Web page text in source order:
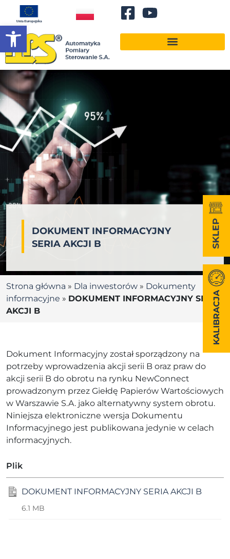
Otwórz pasek narzędzi
DOKUMENT INFORMACYJNY
SERIA AKCJI B
Strona główna » Dla inwestorów » Dokumenty
informacyjne » DOKUMENT INFORMACYJNY SERIA
AKCJI B
Dokument Informacyjny został sporządzony na
potrzeby wprowadzenia akcji serii B oraz praw do
akcji serii B do obrotu na rynku NewConnect
prowadzonym przez Giełdę Papierów Wartościowych
w Warszawie S.A. jako alternatywny system obrotu.
Niniejsza elektroniczne wersja Dokumentu
Informacyjnego jest publikowana jedynie w celach
informacyjnych.
Plik
DOKUMENT INFORMACYJNY SERIA AKCJI B
6.1 MB
KALIBRACJA